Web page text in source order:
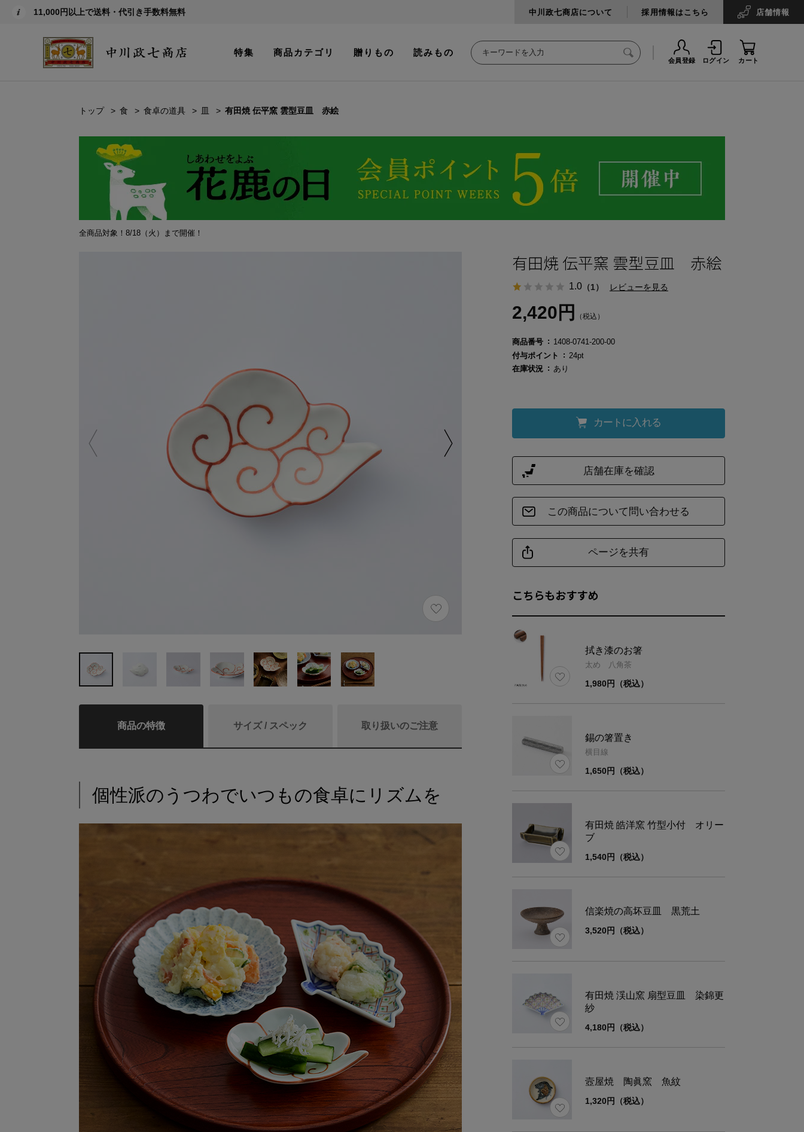
11,000円以上で送料・代引き手数料無料 中川政七商店について 採用情報はこちら 店舗情報
特集 商品カテゴリ 贈りもの 読みもの
会員登録 ログイン カート
トップ 食 食卓の道具 皿 有田焼 伝平窯 雲型豆皿 赤絵
全商品対象！8/18（火）まで開催！
商品の特徴 サイズ / スペック 取り扱いのご注意
個性派のうつわでいつもの食卓にリズムを 商品詳細
約44g
サイズ 幅
有田焼 伝平窯 雲型豆皿 赤絵
1.0 （1） レビューを見る
2,420円 （税込）
商品番号
1408-0741-200-00
付与ポイント
24pt
在庫状況
あり
カートに入れる
こちらもおすすめ
拭き漆のお箸
太め 八角茶
1,980円（税込）
錫の箸置き
横目線
1,650円（税込）
有田焼 皓洋窯 竹型小付 オリー
ブ
1,540円（税込）
信楽焼の高坏豆皿 黒荒土
3,520円（税込）
有田焼 渓山窯 扇型豆皿 染錦更
紗
4,180円（税込）
壼屋焼 陶眞窯 魚紋
1,320円（税込）
この商品について問い合わせる
ページを共有
店舗在庫を確認